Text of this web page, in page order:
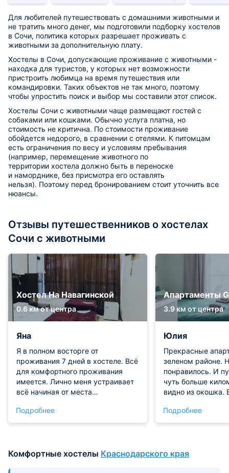
Для любителей путешествовать с домашними животными и
не тратить много денег, мы подготовили подборку хостелов
в Сочи, политика которых разрешает проживать с
животными за дополнительную плату.
Хостелы в Сочи, допускающие проживание с животными -
находка для туристов, у которых нет возможности
пристроить любимца на время путешествия или
командировки. Таких объектов не так много, поэтому
чтобы упростить поиск и выбор мы составили этот список.
Хостелы Сочи с животными чаще размещают гостей с
собаками или кошками. Обычно услуга платна, но
стоимость не критична. По стоимости проживание
обойдется недорого, в сравнении с отелями. К питомцам
есть ограничения по весу и условиям пребывания
(например, перемещение животного по
территории хостела должно быть в переноске
и наморднике, без присмотра его оставлять
нельзя). Поэтому перед бронированием стоит уточнить все
нюансы.
Отзывы путешественников о хостелах
Сочи с животными
Хостел На Навагинской
0.6 км от центра
Яна
Я в полном восторге от
проживания 7 дней в хостеле. Всё
для комфортного проживания
имеется. Лично меня устраивает
всё начиная от места
условия проживания, чистота и
персонал. Обязательно вернусь
Подробнее
Апартаменты
3.9 км от центра
Юлия
Прекрасные
зеленом районе.
понравилось. И
чуть больше
видно из окошка.
отделка, все
Большой набор
такая подготовка!
Подробнее
Комфортные хостелы Краснодарского края